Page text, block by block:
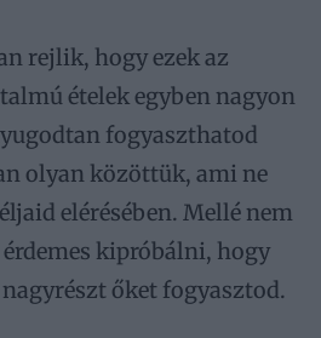
rejlik, hogy ezek az
ételek egyben nagyon
fogyaszthatod
olyan közöttük, ami ne
elérésében. Mellé nem
kipróbálni, hogy
őket fogyasztod.